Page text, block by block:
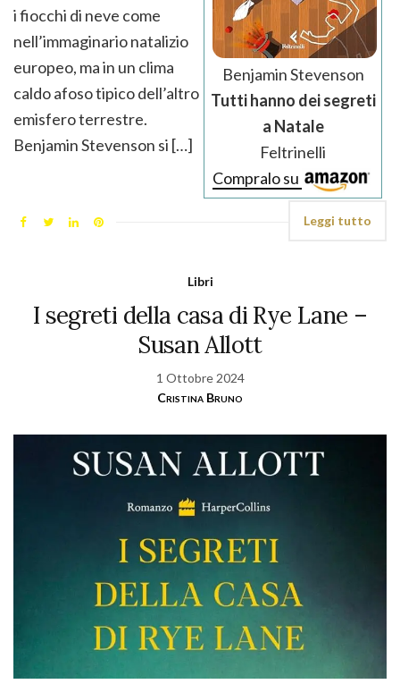
Benjamin Stevenson
Tutti hanno dei segreti
a Natale
Feltrinelli
Compralo su
i fiocchi di neve come
nell’immaginario natalizio
europeo, ma in un clima
caldo afoso tipico dell’altro
emisfero terrestre.
Benjamin Stevenson si […]
Leggi tutto
Libri
I segreti della casa di Rye Lane –
Susan Allott
1 Ottobre 2024
Cristina Bruno